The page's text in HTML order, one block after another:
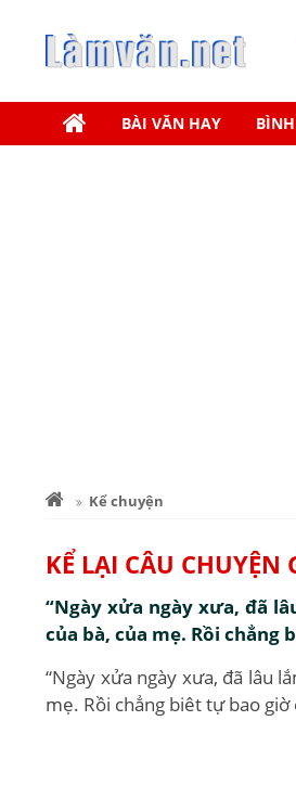
BÀI VĂN HAY
Kể chuyện
KỂ LẠI CÂU CHUYỆN
“Ngày xửa ngày xưa, đã
của bà, của mẹ. Rồi chẳng
“Ngày xửa ngày xưa, đã lâu
mẹ. Rồi chẳng biêt tự bao